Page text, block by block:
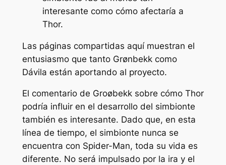
interesante como cómo afectaría a
Thor.
Las páginas compartidas aquí muestran el
entusiasmo que tanto Grønbekk como
Dávila están aportando al proyecto.
El comentario de Groøbekk sobre cómo Thor
podría influir en el desarrollo del simbionte
también es interesante. Dado que, en esta
línea de tiempo, el simbionte nunca se
encuentra con Spider-Man, toda su vida es
diferente. No será impulsado por la ira y el